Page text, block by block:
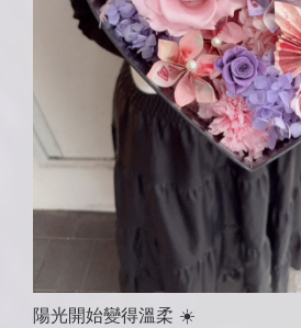
陽光開始變得溫柔 ☀️